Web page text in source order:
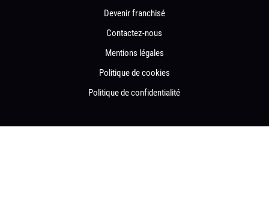
Devenir franchisé
Contactez-nous
Mentions légales
Politique de cookies
Politique de confidentialité